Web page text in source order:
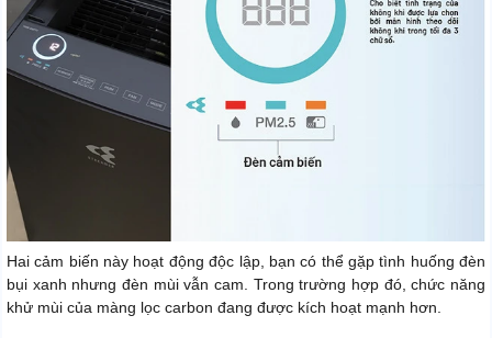
Hai cảm biến này hoạt động độc lập, bạn có thể gặp tình huống đèn
bụi xanh nhưng đèn mùi vẫn cam. Trong trường hợp đó, chức năng
khử mùi của màng lọc carbon đang được kích hoạt mạnh hơn.